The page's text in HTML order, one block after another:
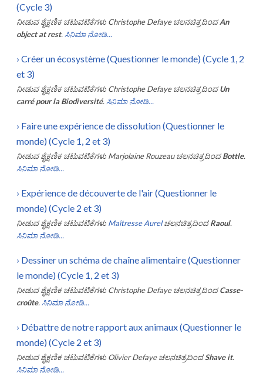
(Cycle 3)
ನೀಡುವ ಶೈಕ್ಷಣಿಕ ಚಟುವಟಿಕೆಗಳು Christophe Defaye ಚಲನಚಿತ್ರದಿಂದ An
object at rest. ಸಿನಿಮಾ ನೋಡಿ...
› Créer un écosystème (Questionner le monde) (Cycle 1, 2
et 3)
ನೀಡುವ ಶೈಕ್ಷಣಿಕ ಚಟುವಟಿಕೆಗಳು Christophe Defaye ಚಲನಚಿತ್ರದಿಂದ Un
carré pour la Biodiversité. ಸಿನಿಮಾ ನೋಡಿ...
› Faire une expérience de dissolution (Questionner le
monde) (Cycle 1, 2 et 3)
ನೀಡುವ ಶೈಕ್ಷಣಿಕ ಚಟುವಟಿಕೆಗಳು Marjolaine Rouzeau ಚಲನಚಿತ್ರದಿಂದ Bottle.
ಸಿನಿಮಾ ನೋಡಿ...
› Expérience de découverte de l'air (Questionner le
monde) (Cycle 2 et 3)
ನೀಡುವ ಶೈಕ್ಷಣಿಕ ಚಟುವಟಿಕೆಗಳು Maîtresse Aurel ಚಲನಚಿತ್ರದಿಂದ Raoul.
ಸಿನಿಮಾ ನೋಡಿ...
› Dessiner un schéma de chaîne alimentaire (Questionner
le monde) (Cycle 1, 2 et 3)
ನೀಡುವ ಶೈಕ್ಷಣಿಕ ಚಟುವಟಿಕೆಗಳು Christophe Defaye ಚಲನಚಿತ್ರದಿಂದ Casse-
croûte. ಸಿನಿಮಾ ನೋಡಿ...
› Débattre de notre rapport aux animaux (Questionner le
monde) (Cycle 2 et 3)
ನೀಡುವ ಶೈಕ್ಷಣಿಕ ಚಟುವಟಿಕೆಗಳು Olivier Defaye ಚಲನಚಿತ್ರದಿಂದShave it.
ಸಿನಿಮಾ ನೋಡಿ...